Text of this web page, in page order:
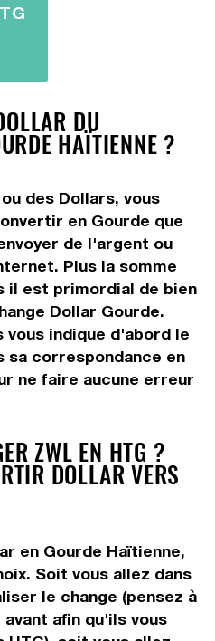
DU
HAÏTIENNE ?
des Dollars, vous
en Gourde que
de l'argent ou
Plus la somme
il est primordial de bien
Dollar Gourde.
indique d'abord le
sa correspondance en
ne faire aucune erreur
ZWL EN HTG ?
DOLLAR VERS
en Gourde Haïtienne,
Soit vous allez dans
le change (pensez à
afin qu'ils vous